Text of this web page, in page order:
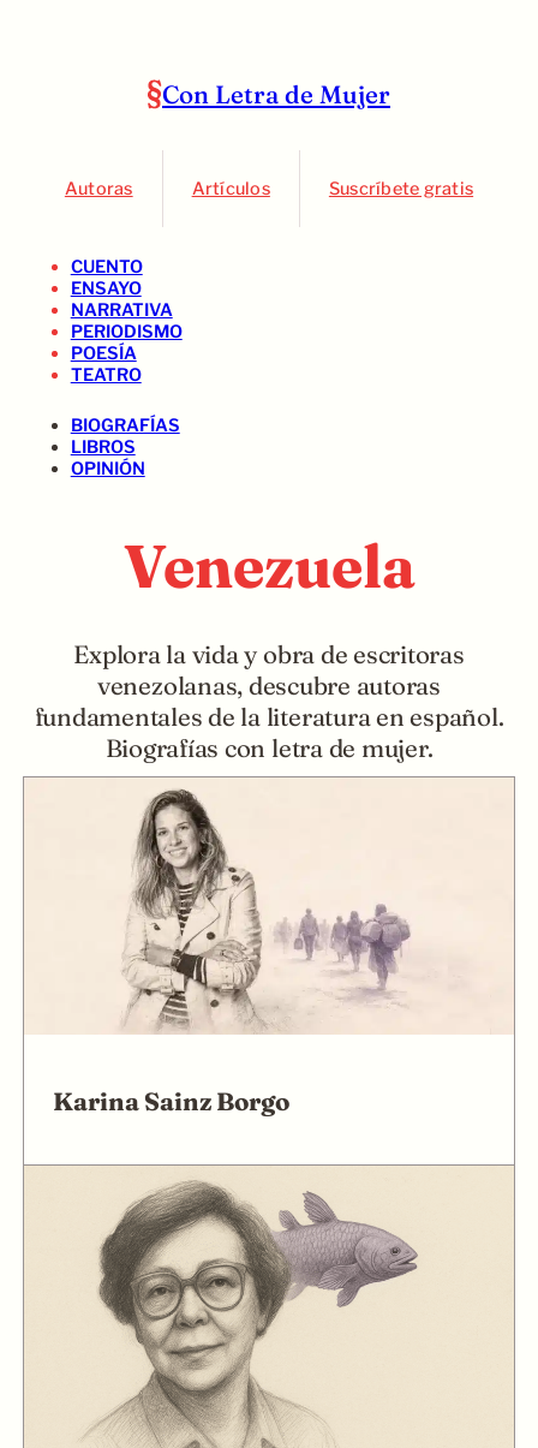
Con Letra de Mujer
Autoras Artículos Suscríbete gratis
CUENTO
ENSAYO
NARRATIVA
PERIODISMO
POESÍA
TEATRO
BIOGRAFÍAS
LIBROS
OPINIÓN
Venezuela
Explora la vida y obra de escritoras
venezolanas, descubre autoras
fundamentales de la literatura en español.
Biografías con letra de mujer.
Karina Sainz Borgo